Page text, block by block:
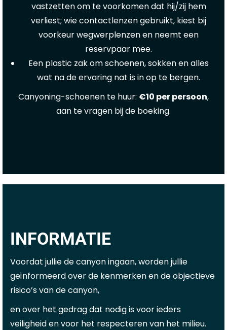
vastzetten om te voorkomen dat hij/zij hem
verliest; wie contactlenzen gebruikt, kiest bij
voorkeur wegwerplenzen en neemt een
reservpaar mee.
Een plastic zak om schoenen, sokken en alles
wat na de ervaring nat is in op te bergen.
Canyoning-schoenen te huur: €10 per persoon,
aan te vragen bij de boeking.
INFORMATIE
Voordat jullie de canyon ingaan, worden jullie
geïnformeerd over de kenmerken en de objectieve
risico’s van de canyon,
en over het gedrag dat nodig is voor ieders
veiligheid en voor het respecteren van het milieu.